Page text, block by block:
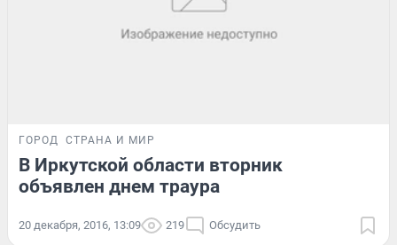
ГОРОД СТРАНА И МИР
В Иркутской области вторник
объявлен днем траура
20 декабря, 2016, 13:09 219 Обсудить